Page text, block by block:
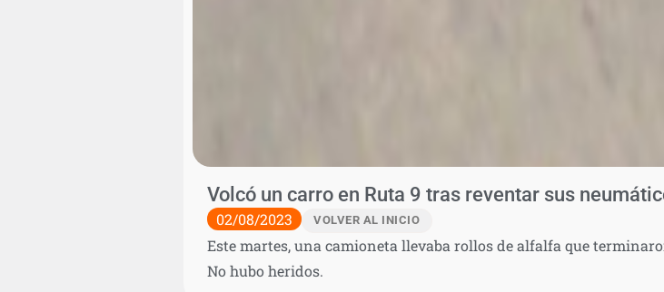
Volcó un carro en Ruta 9 tras reventar sus
02/08/2023 VOLVER AL INICIO
Este martes, una camioneta llevaba rollos de alfalfa que
No hubo heridos.